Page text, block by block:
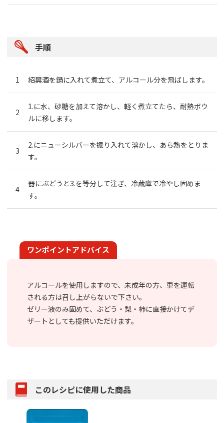
手順
紹興酒を鍋に入れて煮立て、アルコール分を飛ばします。
1.に水、砂糖を加えて溶かし、軽く煮立てたら、耐熱ボウ
ルに移します。
2.にニューシルバーを振り入れて溶かし、あら熱をとりま
す。
器にぶどうと3.を等分して注ぎ、冷蔵庫で冷やし固めま
す。
ワンポイントアドバイス
アルコールを使用しますので、未成年の方、車を運転
される方は召し上がらないで下さい。
ゼリー液のみ固めて、ぶどう・梨・柿に直接かけてデ
ザートとしても提供いただけます。
このレシピに使用した商品